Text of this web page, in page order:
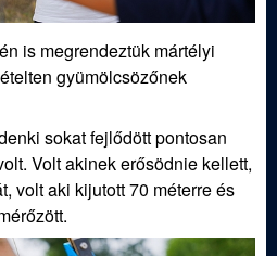
is megrendeztük mártélyi
gyümölcsözőnek
sokat fejlődött pontosan
Volt akinek erősödnie kellett,
volt aki kijutott 70 méterre és